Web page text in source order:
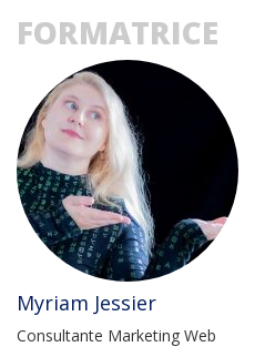
FORMATRICE
Myriam Jessier
Consultante Marketing Web